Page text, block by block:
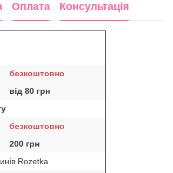
Оплата Консультація
безкоштовно
від 80 грн
безкоштовно
200 грн
Rozetka